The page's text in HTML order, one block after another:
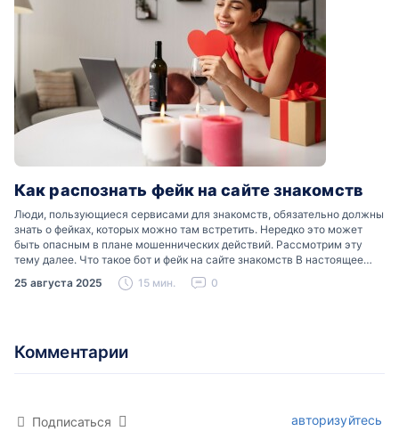
Как распознать фейк на сайте знакомств
Люди, пользующиеся сервисами для знакомств, обязательно должны
знать о фейках, которых можно там встретить. Нередко это может
быть опасным в плане мошеннических действий. Рассмотрим эту
тему далее. Что такое бот и фейк на сайте знакомств В настоящее
время можно встретить свою…
25 августа 2025 15 мин. 0
Комментарии
Подписаться авторизуйтесь